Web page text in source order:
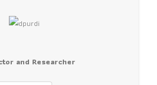
and Researcher